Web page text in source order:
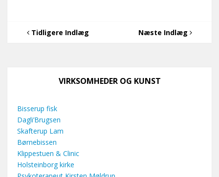
Tidligere Indlæg Næste Indlæg
VIRKSOMHEDER OG KUNST
Bisserup fisk
Dagli’Brugsen
Skafterup Lam
Børnebissen
Klippestuen & Clinic
Holsteinborg kirke